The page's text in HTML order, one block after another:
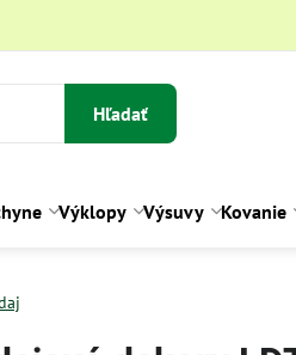
Hľadať
Výklopy Výsuvy Kovanie